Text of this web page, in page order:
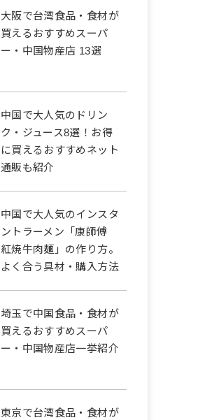
大阪で台湾食品・食材が
買えるおすすめスーパ
ー・中国物産店 13選
中国で大人気のドリン
ク・ジュース8選！お得
に買えるおすすめネット
通販も紹介
中国で大人気のインスタ
ントラーメン「康師傅
紅焼牛肉麺」の作り方。
よく合う具材・購入方法
埼玉で中国食品・食材が
買えるおすすめスーパ
ー・中国物産店一挙紹介
東京で台湾食品・食材が